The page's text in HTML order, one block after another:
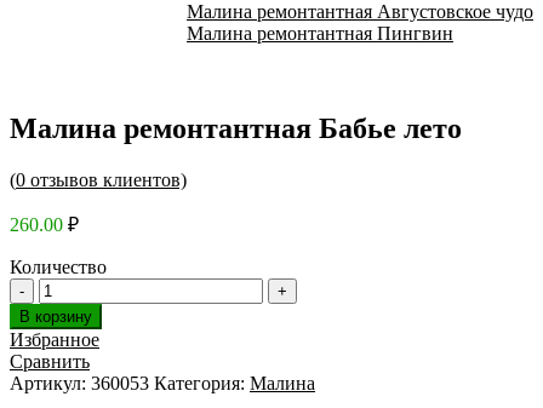
Малина ремонтантная Августовское чудо
Малина ремонтантная Пингвин
Малина ремонтантная Бабье лето
(0 отзывов клиентов)
260.00 ₽
Количество
В корзину
Избранное
Сравнить
Артикул: 360053 Категория: Малина